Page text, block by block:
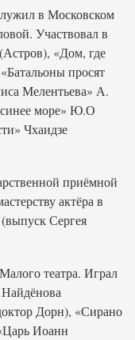
в Московском
Участвовал в
«Дом, где
просят
Мелентьева» А.
синее море» Ю.О
Чхаидзе
приёмной
актёра в
Сергея
театра. Играл
Дорн), «Сирано
Иоанн